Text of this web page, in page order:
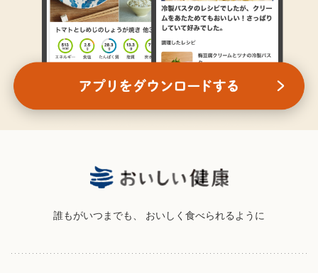
誰もがいつまでも、 おいしく食べられるように